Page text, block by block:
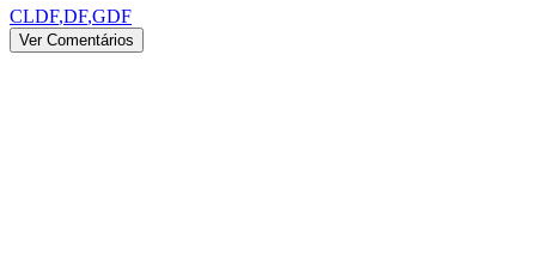
CLDF,DF,GDF
Ver Comentários